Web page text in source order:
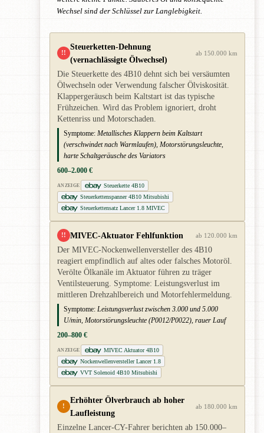
Wechsel sind der Schlüssel zur Langlebigkeit.
!!
Steuerketten-Dehnung
(vernachlässigte Ölwechsel)
ab 150.000 km
Die Steuerkette des 4B10 dehnt sich bei versäumten
Ölwechseln oder Verwendung falscher Ölviskosität.
Klappergeräusch beim Kaltstart ist das typische
Frühzeichen. Wird das Problem ignoriert, droht
Kettenriss und Motorschaden.
Symptome: Metallisches Klappern beim Kaltstart
(verschwindet nach Warmlaufen), Motorstörungsleuchte,
harte Schaltgeräusche des Variators
600–2.000 €
ANZEIGE
Steuerkette 4B10
Steuerkettenspanner 4B10 Mitsubishi
Steuerkettensatz Lancer 1.8 MIVEC
!! MIVEC-Aktuator Fehlfunktion ab 120.000 km
Der MIVEC-Nockenwellenversteller des 4B10
reagiert empfindlich auf altes oder falsches Motoröl.
Verölte Ölkanäle im Aktuator führen zu träger
Ventilsteuerung. Symptome: Leistungsverlust im
mittleren Drehzahlbereich und Motorfehlermeldung.
Symptome: Leistungsverlust zwischen 3.000 und 5.000
U/min, Motorstörungsleuchte (P0012/P0022), rauer Lauf
200–800 €
ANZEIGE
MIVEC Aktuator 4B10
Nockenwellenversteller Lancer 1.8
VVT Solenoid 4B10 Mitsubishi
!
Erhöhter Ölverbrauch ab hoher
Laufleistung
ab 180.000 km
Einzelne Lancer-CY-Fahrer berichten ab 150.000–